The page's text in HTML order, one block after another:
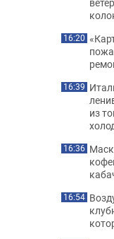
16:20
16:39
из
16:36
16:54